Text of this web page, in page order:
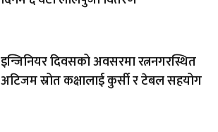
इन्जिनियर दिवसको अवसरमा रत्ननगरस्थित
अटिजम स्रोत कक्षालाई कुर्सी र टेबल सहयोग